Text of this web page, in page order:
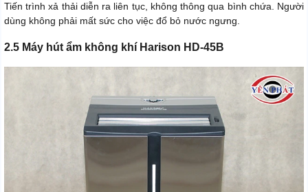
Tiến trình xả thải diễn ra liên tục, không thông qua bình chứa. Người
dùng không phải mất sức cho việc đổ bỏ nước ngưng.
2.5 Máy hút ẩm không khí Harison HD-45B